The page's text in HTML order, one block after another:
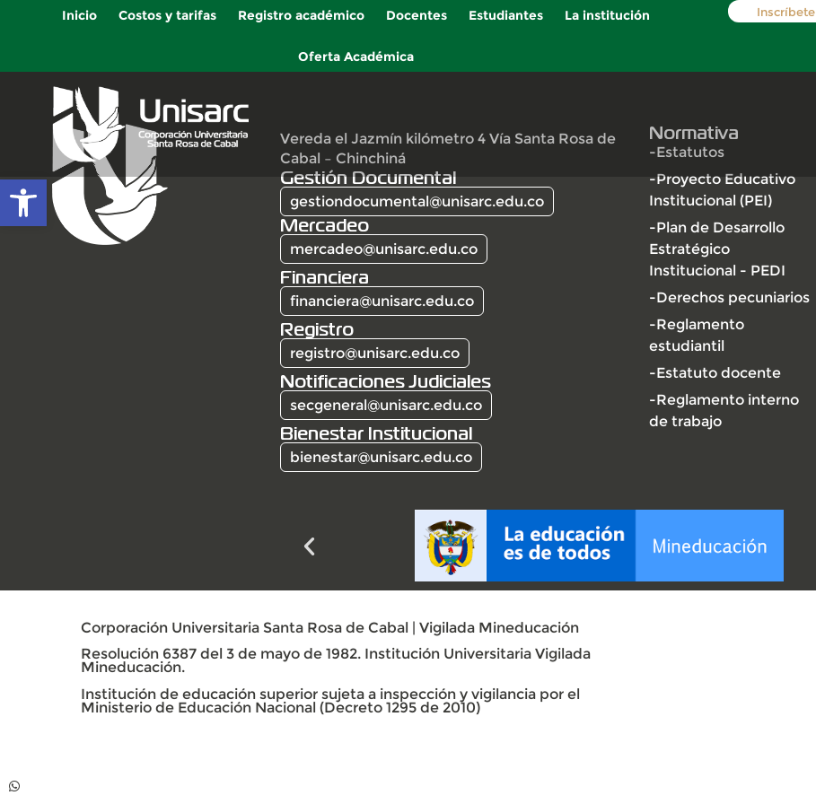
Abrir barra de herramientas
Inicio Costos y tarifas Registro académico Docentes Estudiantes La institución
Oferta Académica
Inscríbete
Vereda el Jazmín kilómetro 4 Vía Santa Rosa de
Cabal – Chinchiná
Gestión Documental
gestiondocumental@unisarc.edu.co
Mercadeo
mercadeo@unisarc.edu.co
Financiera
financiera@unisarc.edu.co
Registro
registro@unisarc.edu.co
Notificaciones Judiciales
secgeneral@unisarc.edu.co
Bienestar Institucional
bienestar@unisarc.edu.co
Normativa
-Estatutos
-Proyecto Educativo
Institucional (PEI)
-Plan de Desarrollo
Estratégico
Institucional - PEDI
-Derechos pecuniarios
-Reglamento
estudiantil
-Estatuto docente
-Reglamento interno
de trabajo
Corporación Universitaria Santa Rosa de Cabal | Vigilada Mineducación
Resolución 6387 del 3 de mayo de 1982. Institución Universitaria Vigilada
Mineducación.
Institución de educación superior sujeta a inspección y vigilancia por el
Ministerio de Educación Nacional (Decreto 1295 de 2010)